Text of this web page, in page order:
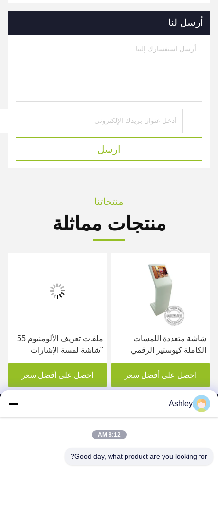
أرسل لنا
ارسل
منتجاتنا
منتجات مماثلة
شاشة متعددة اللمسات
الكاملة كيوستير الرقمي
الملصق 22 بوصة شاشة
LCD مع ألبوم الموسيقىاحصل على أفضل سعر
ملفات تعريف الألومنيوم 55
"شاشة لمسة الإشارات
الرقمية الشاشة المصباحية
500cd / M2
احصل على أفضل سعر
SHENZHEN MERCEDESTECHNOLOGY CO.,
Ashley
8:12 AM
Good day, what product are you looking for?